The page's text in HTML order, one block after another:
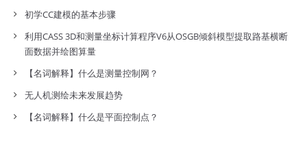
初学CC建模的基本步骤
利用CASS 3D和测量坐标计算程序V6从OSGB倾斜模型提取路基横断
面数据并绘图算量
【名词解释】什么是测量控制网？
无人机测绘未来发展趋势
【名词解释】什么是平面控制点？